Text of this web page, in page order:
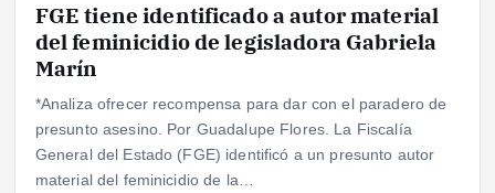
FGE tiene identificado a autor material
del feminicidio de legisladora Gabriela
Marín
*Analiza ofrecer recompensa para dar con el paradero de
presunto asesino. Por Guadalupe Flores. La Fiscalía
General del Estado (FGE) identificó a un presunto autor
material del feminicidio de la…